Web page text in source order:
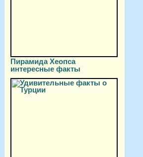
Пирамида Хеопса
интересные факты